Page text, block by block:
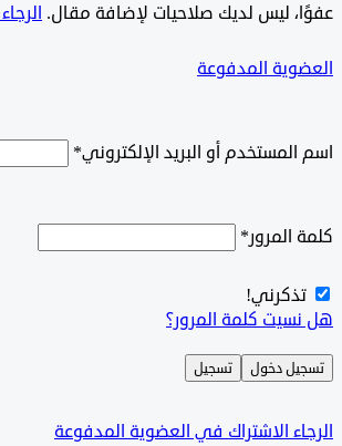
ليس لديك صلاحيات لإضافة مقال.الرجاء
المدفوعة
أو البريد الإلكتروني*
*
كلمة المرور؟
دخول تسجيل
الاشتراك في العضوية المدفوعة